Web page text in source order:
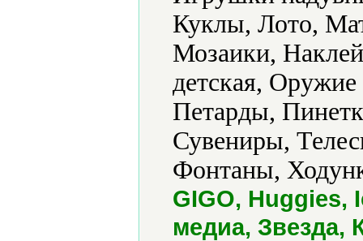
Куклы, Лото,
Мозаики,
детская,
Петарды,
Сувениры,
Фонтаны,
GIGO, Huggies,
медиа, Звезда,